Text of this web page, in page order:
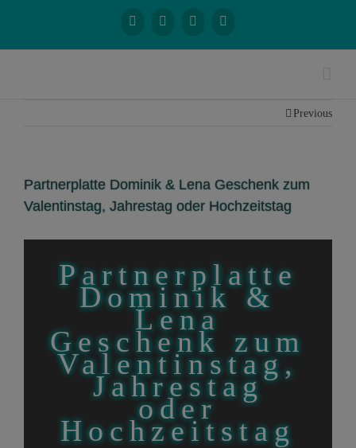
Previous
Partnerplatte Dominik & Lena Geschenk zum
Valentinstag, Jahrestag oder Hochzeitstag
Partnerplatte
Dominik &
Lena
Geschenk zum
Valentinstag,
Jahrestag
oder
Hochzeitstag